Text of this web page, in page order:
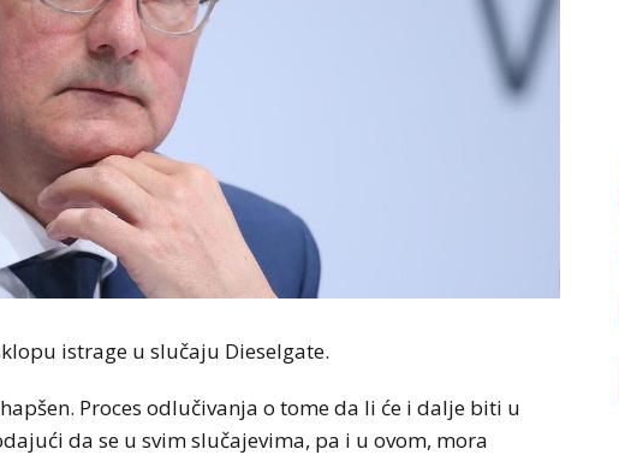
istrage u slučaju Dieselgate.
Proces odlučivanja o tome da li će i dalje biti u
da se u svim slučajevima, pa i u ovom, mora